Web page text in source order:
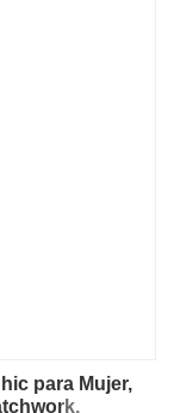
para Mujer,